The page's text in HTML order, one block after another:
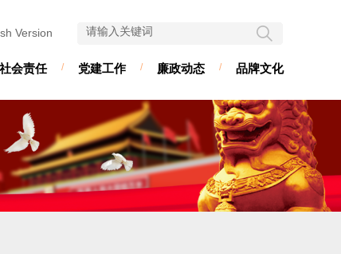
Version
社会责任 / 党建工作 / 廉政动态 / 品牌文化